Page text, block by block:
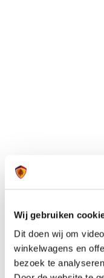
Wij gebruiken
Dit doen wij om
winkelwagens en
bezoek te